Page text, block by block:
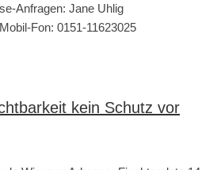
Anfragen: Jane Uhlig
Fon: 0151-11623025
kein Schutz vor